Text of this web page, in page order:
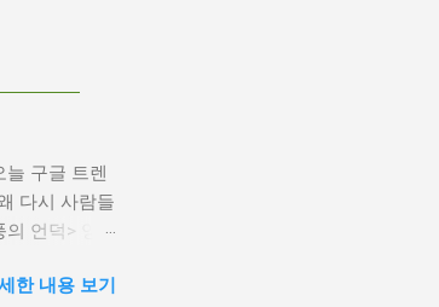
구글 트렌
다시 사람들
언덕> 영
, 그리고 캐
한 내용 보기